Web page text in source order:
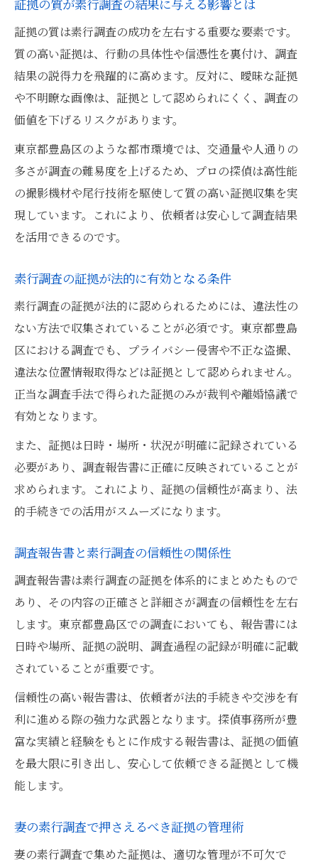
証拠の質が素行調査の結果に与える影響とは
証拠の質は素行調査の成功を左右する重要な要素です。
質の高い証拠は、行動の具体性や信憑性を裏付け、調査
結果の説得力を飛躍的に高めます。反対に、曖昧な証拠
や不明瞭な画像は、証拠として認められにくく、調査の
価値を下げるリスクがあります。
東京都豊島区のような都市環境では、交通量や人通りの
多さが調査の難易度を上げるため、プロの探偵は高性能
の撮影機材や尾行技術を駆使して質の高い証拠収集を実
現しています。これにより、依頼者は安心して調査結果
を活用できるのです。
素行調査の証拠が法的に有効となる条件
素行調査の証拠が法的に認められるためには、違法性の
ない方法で収集されていることが必須です。東京都豊島
区における調査でも、プライバシー侵害や不正な盗撮、
違法な位置情報取得などは証拠として認められません。
正当な調査手法で得られた証拠のみが裁判や離婚協議で
有効となります。
また、証拠は日時・場所・状況が明確に記録されている
必要があり、調査報告書に正確に反映されていることが
求められます。これにより、証拠の信頼性が高まり、法
的手続きでの活用がスムーズになります。
調査報告書と素行調査の信頼性の関係性
調査報告書は素行調査の証拠を体系的にまとめたもので
あり、その内容の正確さと詳細さが調査の信頼性を左右
します。東京都豊島区での調査においても、報告書には
日時や場所、証拠の説明、調査過程の記録が明確に記載
されていることが重要です。
信頼性の高い報告書は、依頼者が法的手続きや交渉を有
利に進める際の強力な武器となります。探偵事務所が豊
富な実績と経験をもとに作成する報告書は、証拠の価値
を最大限に引き出し、安心して依頼できる証拠として機
能します。
妻の素行調査で押さえるべき証拠の管理術
妻の素行調査で集めた証拠は、適切な管理が不可欠で